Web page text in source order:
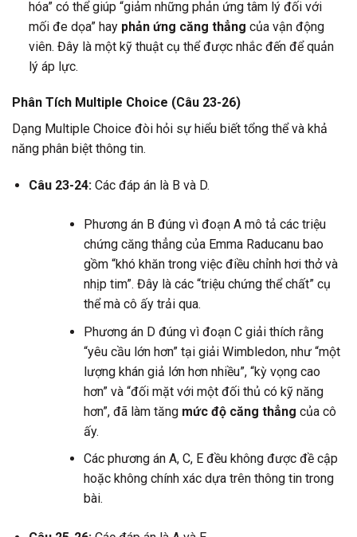
hóa” có thể giúp “giảm những phản ứng tâm lý đối với
mối đe dọa” hay phản ứng căng thẳng của vận động
viên. Đây là một kỹ thuật cụ thể được nhắc đến để quản
lý áp lực.
Phân Tích Multiple Choice (Câu 23-26)
Dạng Multiple Choice đòi hỏi sự hiểu biết tổng thể và khả
năng phân biệt thông tin.
Câu 23-24:Các đáp án là B và D.
Phương án B đúng vì đoạn A mô tả các triệu
chứng căng thẳng của Emma Raducanu bao
gồm “khó khăn trong việc điều chỉnh hơi thở và
nhịp tim”. Đây là các “triệu chứng thể chất” cụ
thể mà cô ấy trải qua.
Phương án D đúng vì đoạn C giải thích rằng
“yêu cầu lớn hơn” tại giải Wimbledon, như “một
lượng khán giả lớn hơn nhiều”, “kỳ vọng cao
hơn” và “đối mặt với một đối thủ có kỹ năng
hơn”, đã làm tăng mức độ căng thẳng của cô
ấy.
Các phương án A, C, E đều không được đề cập
hoặc không chính xác dựa trên thông tin trong
bài.